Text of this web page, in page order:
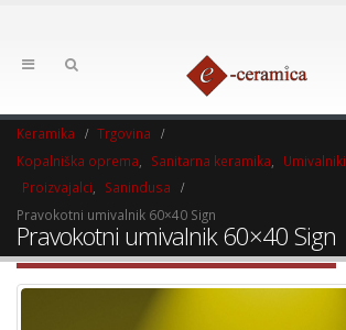
Keramika
Trgovina
Kopalniška oprema
Sanitarna keramika Umivalniki
Proizvajalci
Sanindusa
Pravokotni umivalnik 60×40 Sign
Pravokotni umivalnik 60×40 Sign